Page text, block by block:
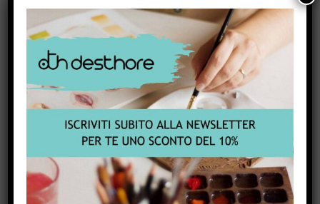
per chi ama disegnare con stile.
La qualità è quella che ti aspetti da Derwent: materiali
duraturi, matite stabili alla rottura e strumenti affidabili. Il
supporta la creatività grazie a
precise, sfumature morbide e wash controllati.
Perfetto sia per ilprincipiante in evoluzionesia per l’
, questo set è adatto a corsi, workshop, sketching
in esterni e sessioni creative a casa. Avere tutto in un unico
cofanetto significa libertà creativa sempre a portata di
mano.